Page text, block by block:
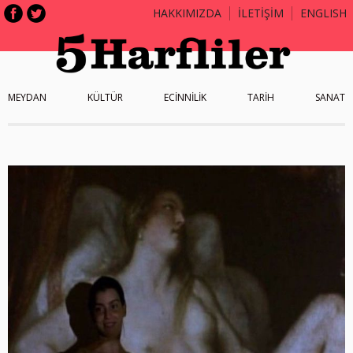
HAKKIMIZDA İLETİŞİM ENGLISH
MEYDAN KÜLTÜR ECİNNİLİK TARİH SANAT